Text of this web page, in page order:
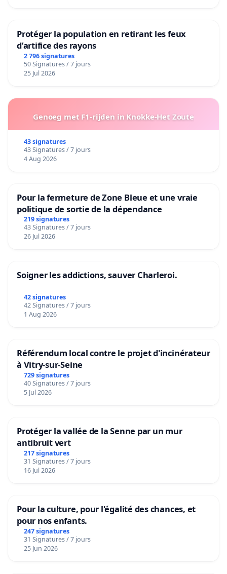
Protéger la population en retirant les feux
d’artifice des rayons
2 796 signatures
50 Signatures / 7 jours
25 Jul 2026
Genoeg met F1-rijden in Knokke-Het Zoute
43 signatures
43 Signatures / 7 jours
4 Aug 2026
Pour la fermeture de Zone Bleue et une vraie
politique de sortie de la dépendance
219 signatures
43 Signatures / 7 jours
26 Jul 2026
Soigner les addictions, sauver Charleroi.
42 signatures
42 Signatures / 7 jours
1 Aug 2026
Référendum local contre le projet d'incinérateur
à Vitry-sur-Seine
729 signatures
40 Signatures / 7 jours
5 Jul 2026
Protéger la vallée de la Senne par un mur
antibruit vert
217 signatures
31 Signatures / 7 jours
16 Jul 2026
Pour la culture, pour l'égalité des chances, et
pour nos enfants.
247 signatures
31 Signatures / 7 jours
25 Jun 2026